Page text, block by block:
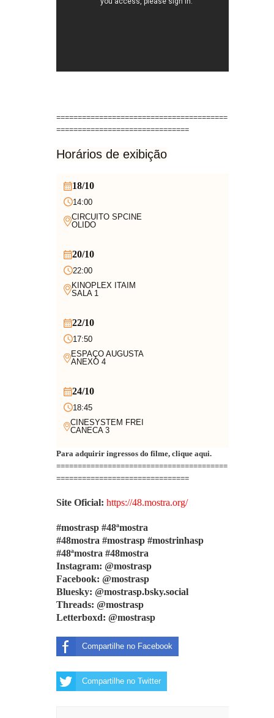
========================================
===============================
Horários de exibição
18/10
14:00
CIRCUITO SPCINE
OLIDO
20/10
22:00
KINOPLEX ITAIM
SALA 1
22/10
17:50
ESPAÇO AUGUSTA
ANEXO 4
24/10
18:45
CINESYSTEM FREI
CANECA 3
Para adquirir ingressos do filme, clique aqui.
========================================
===============================
Site Oficial: https://48.mostra.org/
#mostrasp #48ªmostra
#48mostra #mostrasp #mostrinhasp
#48ªmostra #48mostra
Instagram: @mostrasp
Facebook: @mostrasp
Bluesky: @mostrasp.bsky.social
Threads: @mostrasp
Letterboxd: @mostrasp
Compartilhe no Facebook
Compartilhe no Twitter